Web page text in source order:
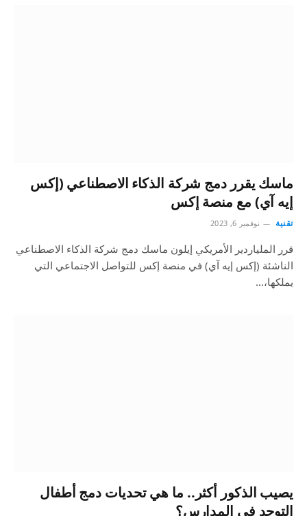
ماسك يقرر دمج شركة الذكاء الاصطناعي (إكس
إيه آي) مع منصة إكس
تقنية نوفمبر 6, 2023
قرر الملياردير الأمريكي إيلون ماسك دمج شركة الذكاء الاصطناعي
الناشئة (إكس إيه آي) في منصة إكس للتواصل الاجتماعي التي
يملكها،…
يصيب الذكور أكثر.. ما هي تحديات دمج أطفال
التوحد في المدارس؟